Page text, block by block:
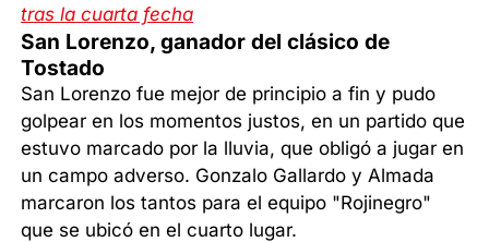
tras la cuarta fecha
San Lorenzo, ganador del clásico de
Tostado
San Lorenzo fue mejor de principio a fin y pudo
golpear en los momentos justos, en un partido que
estuvo marcado por la lluvia, que obligó a jugar en
un campo adverso. Gonzalo Gallardo y Almada
marcaron los tantos para el equipo "Rojinegro"
que se ubicó en el cuarto lugar.